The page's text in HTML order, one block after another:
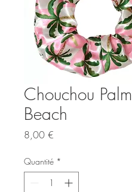
Chouchou Palm
Beach
8,00 €
Quantité *